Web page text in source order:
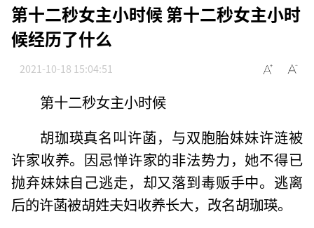
第十二秒女主小时候 第十二秒女主小时
候经历了什么
2021-10-18 15:04:51
第十二秒女主小时候
胡珈瑛真名叫许菡，与双胞胎妹妹许涟被
许家收养。因忌惮许家的非法势力，她不得已
抛弃妹妹自己逃走，却又落到毒贩手中。逃离
后的许菡被胡姓夫妇收养长大，改名胡珈瑛。